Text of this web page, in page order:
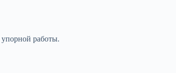
работы.